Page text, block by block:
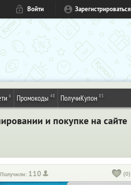
Войти Зарегистрироваться
6 Промокоды 48 ПолучиКупон 83
и покупке на сайте
Получили: 110 (0)